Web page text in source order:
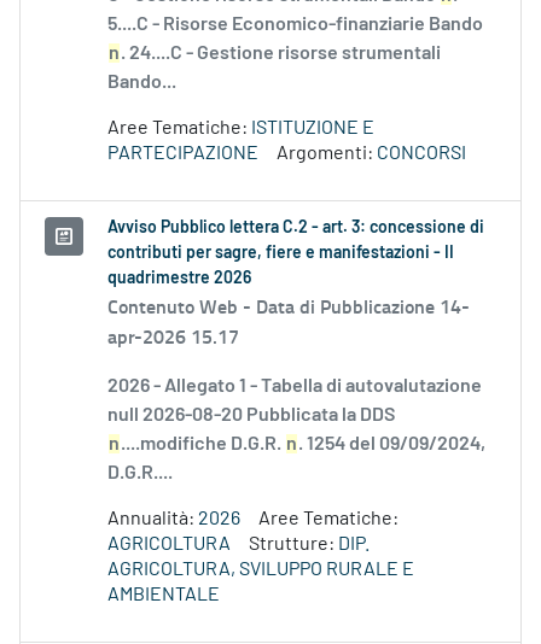
5....C - Risorse Economico-finanziarie Bando
n. 24....C - Gestione risorse strumentali
Bando...
Aree Tematiche: ISTITUZIONE E
PARTECIPAZIONE
Argomenti: CONCORSI
Avviso Pubblico lettera C.2 - art. 3: concessione di
contributi per sagre, fiere e manifestazioni - II
quadrimestre 2026
Contenuto Web - Data di Pubblicazione 14-
apr-2026 15.17
2026 - Allegato 1 - Tabella di autovalutazione
null 2026-08-20 Pubblicata la DDS
n....modifiche D.G.R. n. 1254 del 09/09/2024,
D.G.R....
Annualità: 2026
Aree Tematiche:
AGRICOLTURA
Strutture: DIP.
AGRICOLTURA, SVILUPPO RURALE E
AMBIENTALE